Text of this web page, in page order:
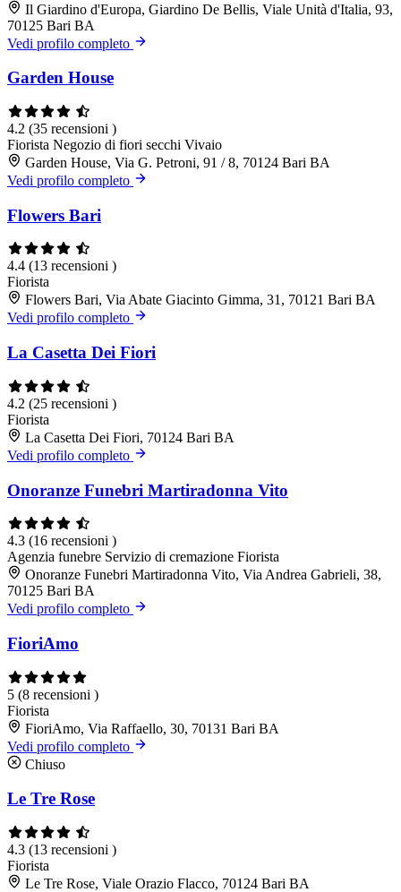
Il Giardino d'Europa, Giardino De Bellis, Viale Unità d'Italia, 93,
70125 Bari BA
Vedi profilo completo
Garden House
4.2 (35 recensioni )
Fiorista Negozio di fiori secchi Vivaio
Garden House, Via G. Petroni, 91 / 8, 70124 Bari BA
Vedi profilo completo
Flowers Bari
4.4 (13 recensioni )
Fiorista
Flowers Bari, Via Abate Giacinto Gimma, 31, 70121 Bari BA
Vedi profilo completo
La Casetta Dei Fiori
4.2 (25 recensioni )
Fiorista
La Casetta Dei Fiori, 70124 Bari BA
Vedi profilo completo
Onoranze Funebri Martiradonna Vito
4.3 (16 recensioni )
Agenzia funebre Servizio di cremazione Fiorista
Onoranze Funebri Martiradonna Vito, Via Andrea Gabrieli, 38,
70125 Bari BA
Vedi profilo completo
FioriAmo
5 (8 recensioni )
Fiorista
FioriAmo, Via Raffaello, 30, 70131 Bari BA
Vedi profilo completo
Chiuso
Le Tre Rose
4.3 (13 recensioni )
Fiorista
Le Tre Rose, Viale Orazio Flacco, 70124 Bari BA